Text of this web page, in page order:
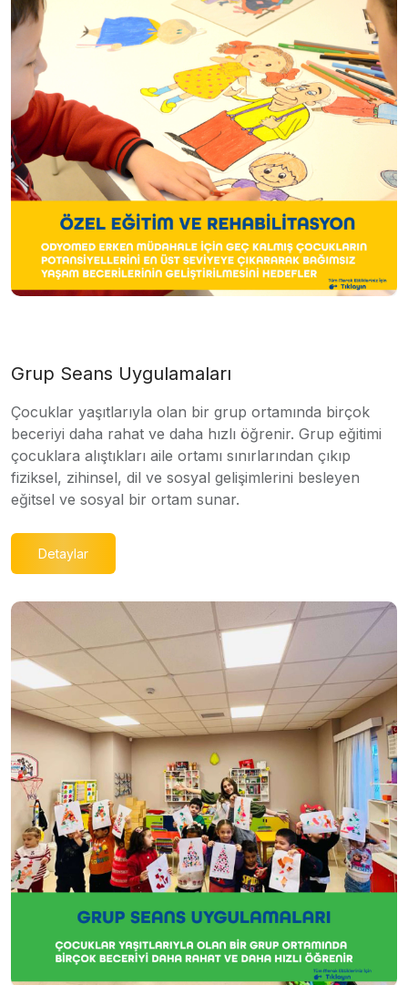
Grup Seans Uygulamaları
Çocuklar yaşıtlarıyla olan bir grup ortamında birçok
beceriyi daha rahat ve daha hızlı öğrenir. Grup eğitimi
çocuklara alıştıkları aile ortamı sınırlarından çıkıp
fiziksel, zihinsel, dil ve sosyal gelişimlerini besleyen
eğitsel ve sosyal bir ortam sunar.
Detaylar